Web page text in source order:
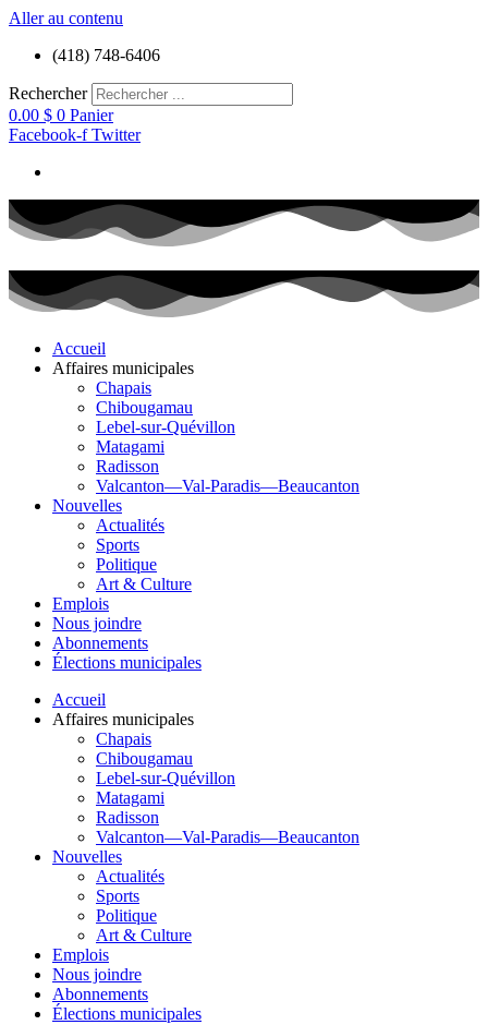
Aller au contenu
(418) 748-6406
Rechercher
0.00 $ 0 Panier
Facebook-f Twitter
Accueil
Affaires municipales
Chapais
Chibougamau
Lebel-sur-Quévillon
Matagami
Radisson
Valcanton—Val-Paradis—Beaucanton
Nouvelles
Actualités
Sports
Politique
Art & Culture
Emplois
Nous joindre
Abonnements
Élections municipales
Accueil
Affaires municipales
Chapais
Chibougamau
Lebel-sur-Quévillon
Matagami
Radisson
Valcanton—Val-Paradis—Beaucanton
Nouvelles
Actualités
Sports
Politique
Art & Culture
Emplois
Nous joindre
Abonnements
Élections municipales